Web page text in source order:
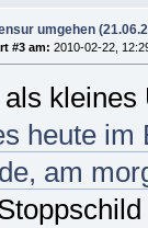
umgehen
#3 am: 2010-02-22,
als
heute im
am